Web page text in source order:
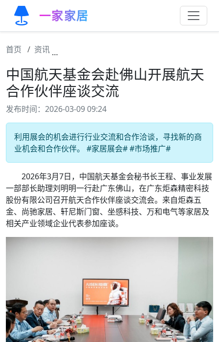
一家家居
首页 资讯
中国航天基金会赴佛山开展航天
合作伙伴座谈交流
发布时间：2026-03-09 09:24
利用展会的机会进行行业交流和合作洽谈，寻找新的商
业机会和合作伙伴。 #家居展会# #市场推广#
2026年3月7日，中国航天基金会秘书长王程、事业发展
一部部长助理刘明明一行赴广东佛山，在广东炬森精密科技
股份有限公司召开航天合作伙伴座谈交流会。来自炬森五
金、尚驰家居、轩尼斯门窗、坐感科技、万和电气等家居及
相关产业领域企业代表参加座谈。